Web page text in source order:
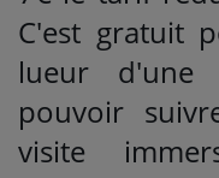
C'est gratuit
lueur d'une
pouvoir
visite